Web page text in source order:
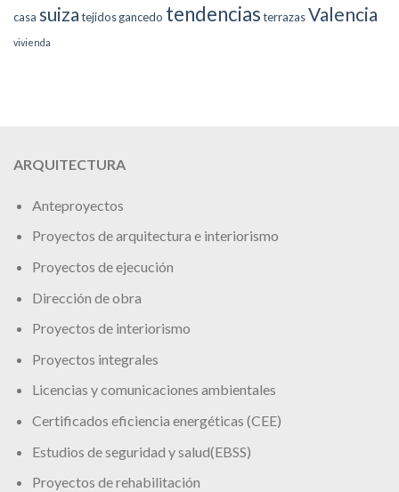
casa suiza tejidos gancedo tendencias terrazasValencia
vivienda
ARQUITECTURA
Anteproyectos
Proyectos de arquitectura e interiorismo
Proyectos de ejecución
Dirección de obra
Proyectos de interiorismo
Proyectos integrales
Licencias y comunicaciones ambientales
Certificados eficiencia energéticas (CEE)
Estudios de seguridad y salud(EBSS)
Proyectos de rehabilitación